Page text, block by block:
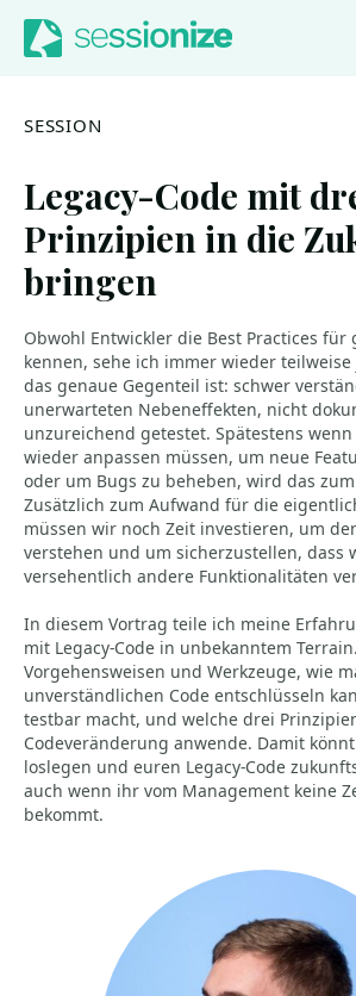
Jump to navigation
Jump to content
SESSION
Legacy-Code mit
Prinzipien in die
bringen
Obwohl Entwickler die Best Practices für
kennen, sehe ich immer wieder
das genaue Gegenteil ist: schwer
unerwarteten Nebeneffekten, nicht
unzureichend getestet. Spätestens
wieder anpassen müssen, um neue
oder um Bugs zu beheben, wird das
Zusätzlich zum Aufwand für die
müssen wir noch Zeit investieren, um
verstehen und um sicherzustellen, dass
versehentlich andere Funktionalitäten
In diesem Vortrag teile ich meine
mit Legacy-Code in unbekanntem
Vorgehensweisen und Werkzeuge, wie
unverständlichen Code entschlüsseln
testbar macht, und welche drei
Codeveränderung anwende. Damit
loslegen und euren Legacy-Code
auch wenn ihr vom Management keine
bekommt.